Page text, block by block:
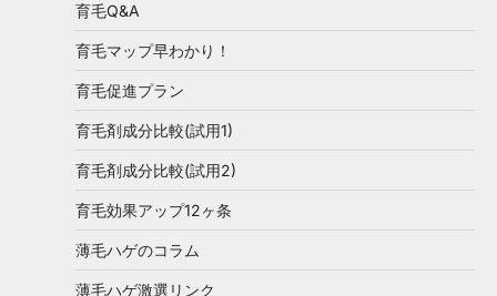
育毛Q&A
育毛マップ早わかり！
育毛促進プラン
育毛剤成分比較(試用1)
育毛剤成分比較(試用2)
育毛効果アップ12ヶ条
薄毛ハゲのコラム
薄毛ハゲ激選リンク